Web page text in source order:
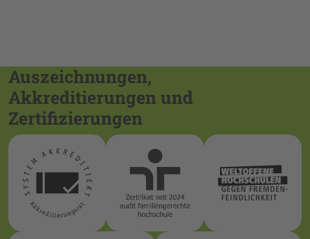
Auszeichnungen,
Akkreditierungen und
Zertifizierungen